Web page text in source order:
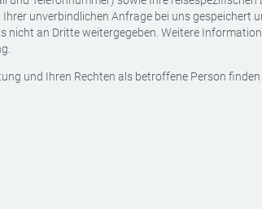
unverbindlichen Anfrage bei uns
nicht an Dritte weitergegeben. Weitere
und Ihren Rechten als betroffene Person finden